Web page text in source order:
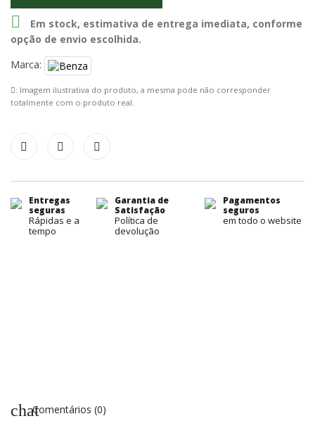

Em stock, estimativa de entrega imediata, conforme
opção de envio escolhida.
Marca:
: Imagem ilustrativa do produto, a mesma pode não corresponder
totalmente com o produto real.
Entregas
seguras
Rápidas e a
tempo
Garantia de
Satisfação
Política de
devolução
Pagamentos
seguros
em todo o website
chatComentários (0)